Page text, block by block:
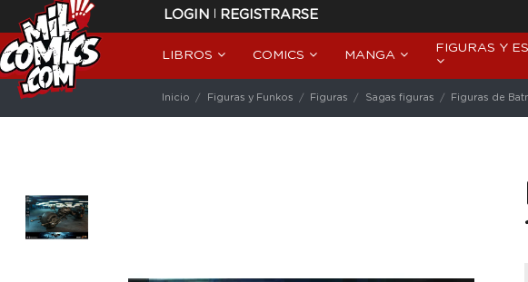
LOGIN | REGISTRARSE
LIBROS COMICS MANGA
FIGURAS Y
Inicio Figuras y Funkos Figuras Sagas figuras Figuras de